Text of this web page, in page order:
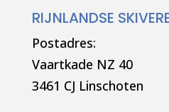
RIJNLANDSE
Postadres:
Vaartkade NZ 40
3461 CJ Linschoten